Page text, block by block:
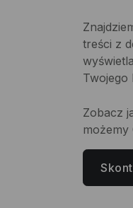
treści z
Twojego
Zobacz
możemy